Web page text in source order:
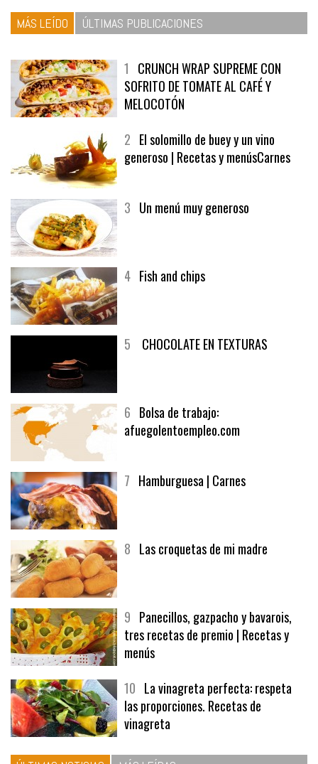
MÁS LEÍDO ÚLTIMAS PUBLICACIONES
1 CRUNCH WRAP SUPREME CON
SOFRITO DE TOMATE AL CAFÉ Y
MELOCOTÓN
2 El solomillo de buey y un vino
generoso | Recetas y menúsCarnes
3 Un menú muy generoso
4 Fish and chips
5 CHOCOLATE EN TEXTURAS
6 Bolsa de trabajo:
afuegolentoempleo.com
7 Hamburguesa | Carnes
8 Las croquetas de mi madre
9 Panecillos, gazpacho y bavarois,
tres recetas de premio | Recetas y
menús
10 La vinagreta perfecta: respeta
las proporciones. Recetas de
vinagreta